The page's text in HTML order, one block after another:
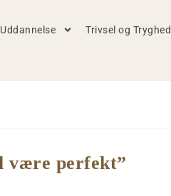
Uddannelse Trivsel og Tryghed
være perfekt”